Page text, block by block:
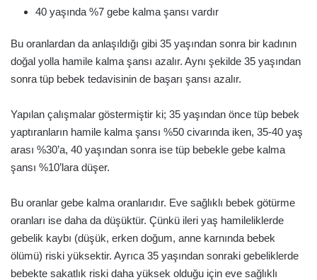
40 yaşında %7 gebe kalma şansı vardır
Bu oranlardan da anlaşıldığı gibi 35 yaşından sonra bir kadının
doğal yolla hamile kalma şansı azalır. Aynı şekilde 35 yaşından
sonra tüp bebek tedavisinin de başarı şansı azalır.
Yapılan çalışmalar göstermiştir ki; 35 yaşından önce tüp bebek
yaptıranların hamile kalma şansı %50 civarında iken, 35-40 yaş
arası %30’a, 40 yaşından sonra ise tüp bebekle gebe kalma
şansı %10’lara düşer.
Bu oranlar gebe kalma oranlarıdır. Eve sağlıklı bebek götürme
oranları ise daha da düşüktür. Çünkü ileri yaş hamileliklerde
gebelik kaybı (düşük, erken doğum, anne karnında bebek
ölümü) riski yüksektir. Ayrıca 35 yaşından sonraki gebeliklerde
bebekte sakatlık riski daha yüksek olduğu için eve sağlıklı